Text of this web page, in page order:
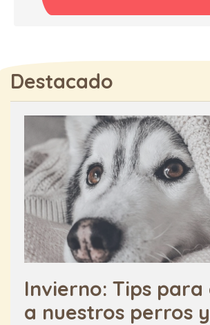
Destacado
Invierno: Tips para
a nuestros perros